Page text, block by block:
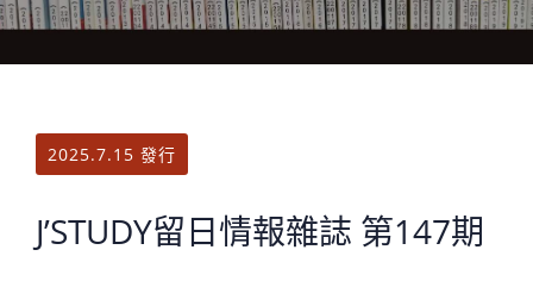
2025.7.15 發行
J’STUDY留日情報雜誌 第147期